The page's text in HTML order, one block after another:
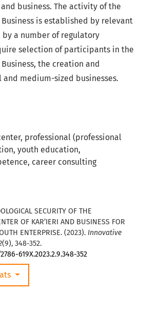
professional (professional
youth education,
career consulting
SECURITY OF THE
OF KAR’IERI AND BUSINESS FOR
ENTERPRISE. (2023). Innovative
(9), 348-352.
619X.2023.2.9.348-352
business. The activity of the
is established by relevant
a number of regulatory
selection of participants in the
the creation and
medium-sized businesses.